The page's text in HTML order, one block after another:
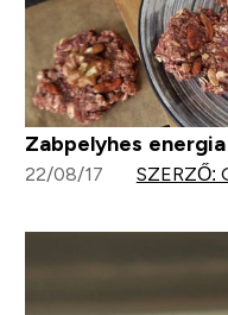
Zabpelyhes
22/08/17 SZERZŐ: